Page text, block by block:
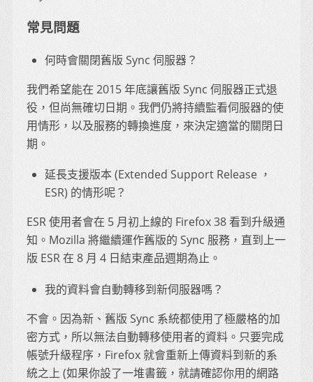
常見問題
何時會關閉舊版 Sync 伺服器？
我們希望能在 2015 年底讓舊版 Sync 伺服器正式退
役，但尚無確切日期。我們仍將持續監看伺服器的使
用情形，以及服務的轉換進度，來決定適當的關閉日
期。
延長支援版本 (Extended Support Release ，
ESR) 的情形呢？
ESR 使用者會在 5 月初上線的 Firefox 38 看到升級通
知。Mozilla 將繼續運作舊版的 Sync 服務，直到上一
版 ESR 在 8 月 4 日結束產品週期為止。
我的資料會自動轉移到新伺服器嗎？
不會。因為新、舊版 Sync 系統都使用了極嚴格的加
密方式，所以無法自動轉移使用者的資料。只要完成
帳號升級程序，Firefox 就會重新上傳資料到新的系
統之上 (如果你設了一堆書籤，就請確認你用的網路